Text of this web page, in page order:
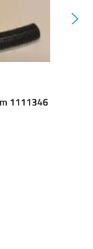
1111346